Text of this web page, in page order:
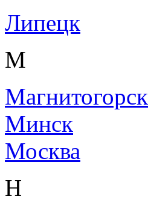
Липецк
М
Магнитогорск
Минск
Москва
Н